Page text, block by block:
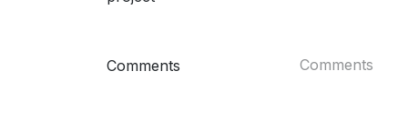
Comments